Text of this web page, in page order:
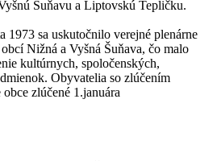
Šuňavu a Liptovskú Tepličku.
1973 sa uskutočnilo verejné plenárne
Nižná a Vyšná Šuňava, čo malo
kultúrnych, spoločenských,
Obyvatelia so zlúčením
zlúčené 1.januára